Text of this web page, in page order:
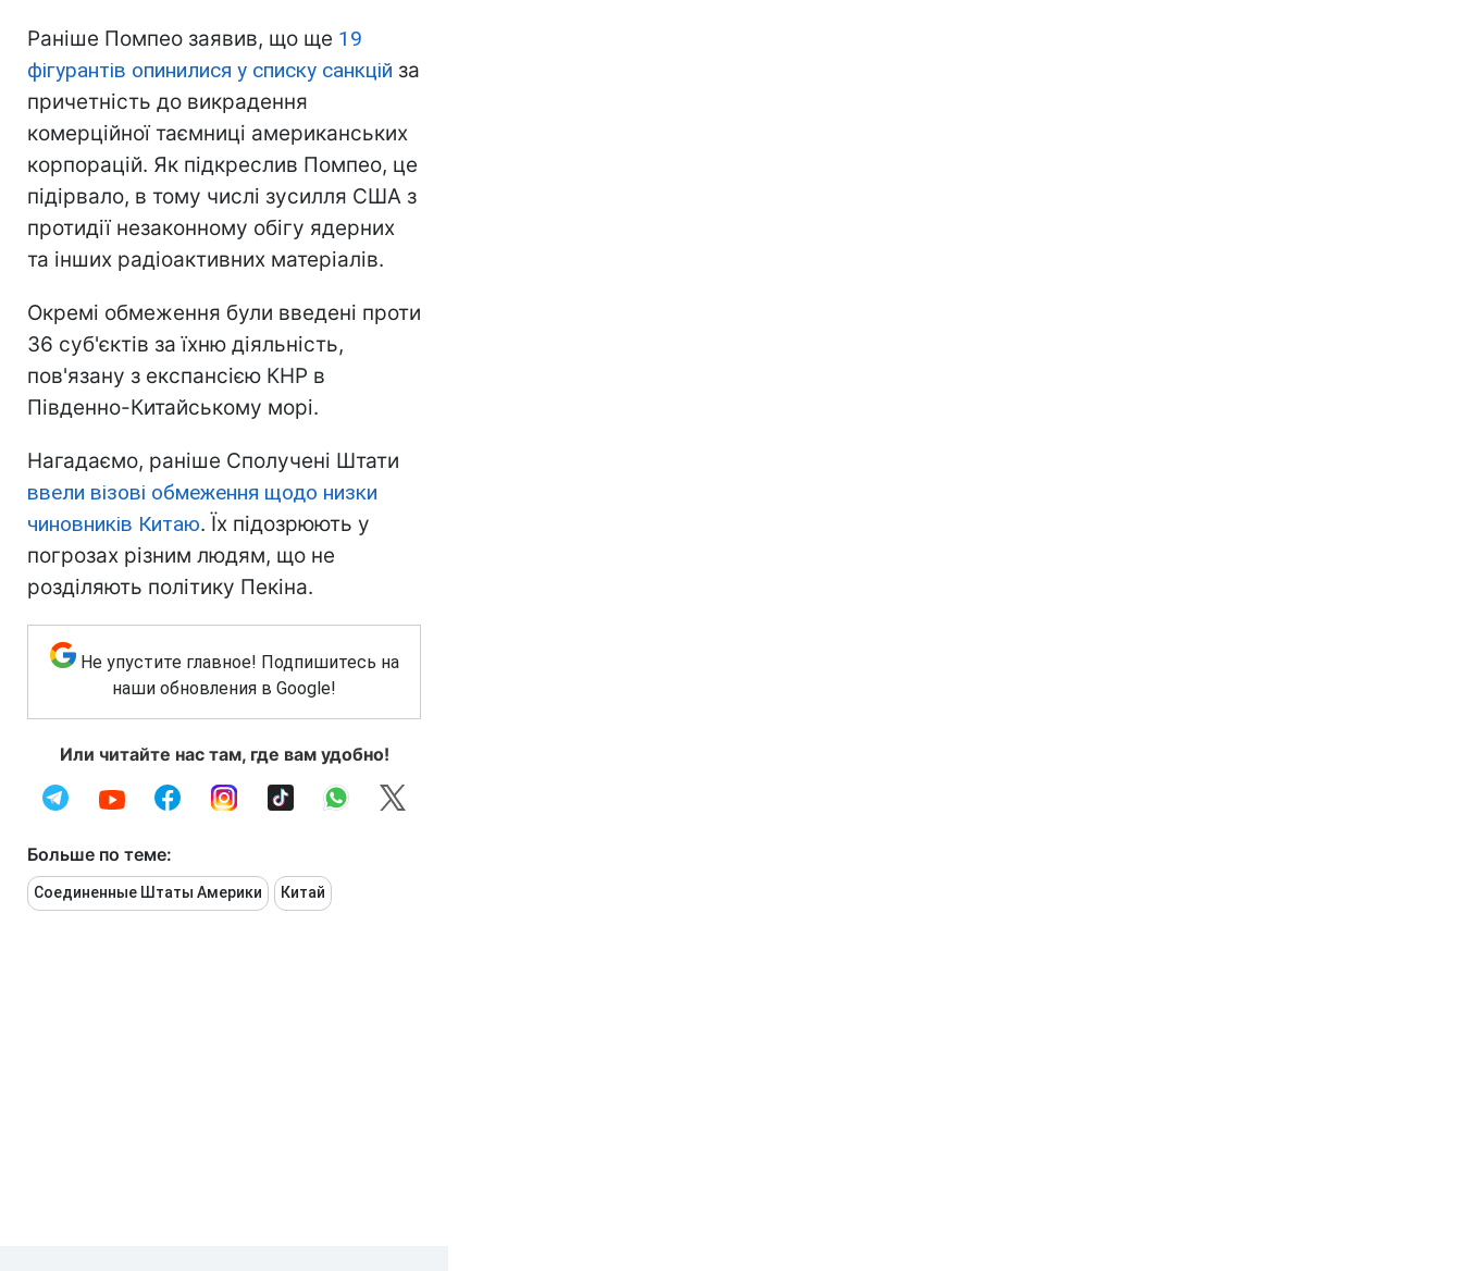
Раніше Помпео заявив, що ще 19
фігурантів опинилися у списку санкцій за
причетність до викрадення
комерційної таємниці американських
корпорацій. Як підкреслив Помпео, це
підірвало, в тому числі зусилля США з
протидії незаконному обігу ядерних
та інших радіоактивних матеріалів.
Окремі обмеження були введені проти
36 суб'єктів за їхню діяльність,
пов'язану з експансією КНР в
Південно-Китайському морі.
Нагадаємо, раніше Сполучені Штати
ввели візові обмеження щодо низки
чиновників Китаю. Їх підозрюють у
погрозах різним людям, що не
розділяють політику Пекіна.
Не упустите главное! Подпишитесь на
наши обновления в Google!
Или читайте нас там, где вам удобно!
Больше по теме:
Соединенные Штаты Америки Китай